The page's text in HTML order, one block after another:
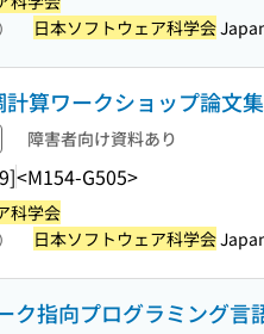
日本ソフトウェア科学会
算ワークショップ論文
障害者向け資料あり
<M154-G505>
科学会
日本ソフトウェア科学会
ク指向プログラミング言